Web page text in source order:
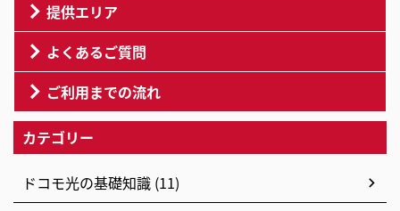
提供エリア
よくあるご質問
ご利用までの流れ
カテゴリー
ドコモ光の基礎知識 (11)